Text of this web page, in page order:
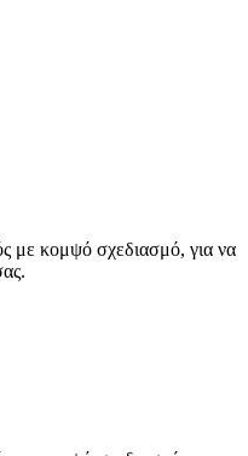
με κομψό σχεδιασμό, για να